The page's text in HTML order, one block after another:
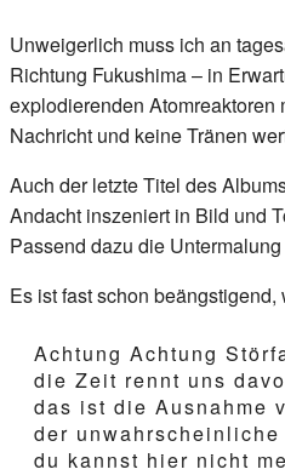
Unweigerlich muss ich an
Richtung Fukushima – in
explodierenden Atomreaktoren
Nachricht und keine Tränen
Auch der letzte Titel des
Andacht inszeniert in Bild und
Passend dazu die
Es ist fast schon
Achtung Achtung
die Zeit rennt uns
das ist die Ausnahme
der
du kannst hier nicht